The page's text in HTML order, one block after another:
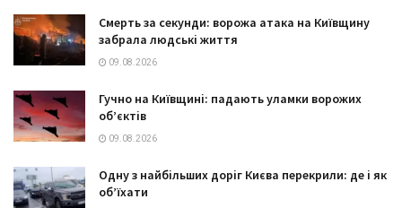
Смерть за секунди: ворожа атака на Київщину
забрала людські життя
09.08.2026
Гучно на Київщині: падають уламки ворожих
об’єктів
09.08.2026
Одну з найбільших доріг Києва перекрили: де і як
об’їхати